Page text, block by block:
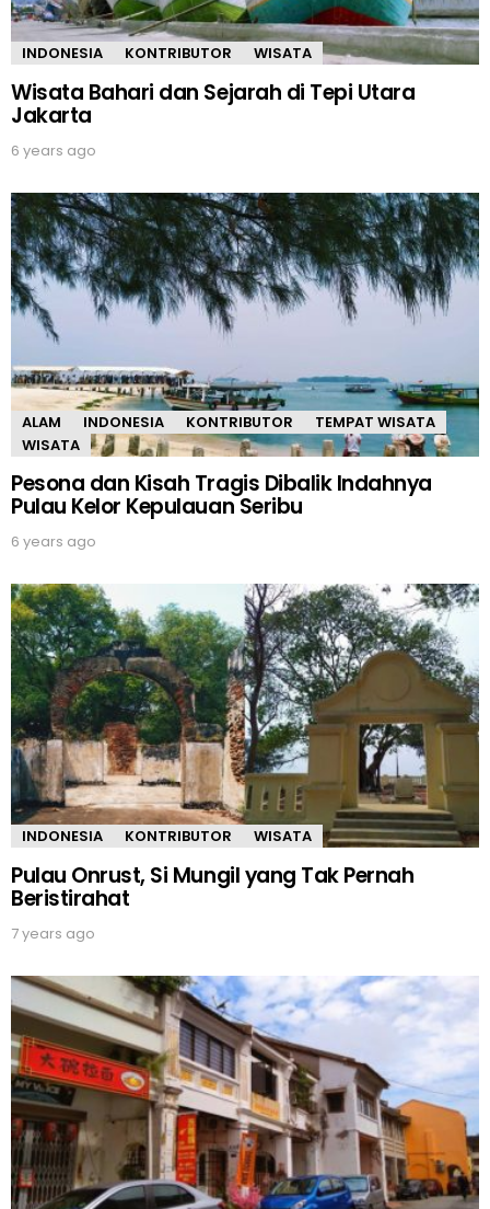
INDONESIA KONTRIBUTOR WISATA
Wisata Bahari dan Sejarah di Tepi Utara
Jakarta
6 years ago
ALAM INDONESIA KONTRIBUTOR
TEMPAT WISATA
WISATA
Pesona dan Kisah Tragis Dibalik Indahnya
Pulau Kelor Kepulauan Seribu
6 years ago
INDONESIA KONTRIBUTOR WISATA
Pulau Onrust, Si Mungil yang Tak Pernah
Beristirahat
7 years ago